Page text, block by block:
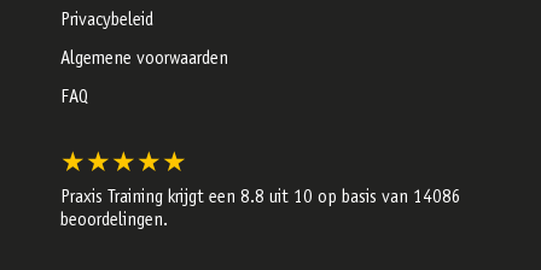
Privacybeleid
Algemene voorwaarden
FAQ
★★★★★
Praxis Training krijgt een 8.8 uit 10 op basis van 14086
beoordelingen.